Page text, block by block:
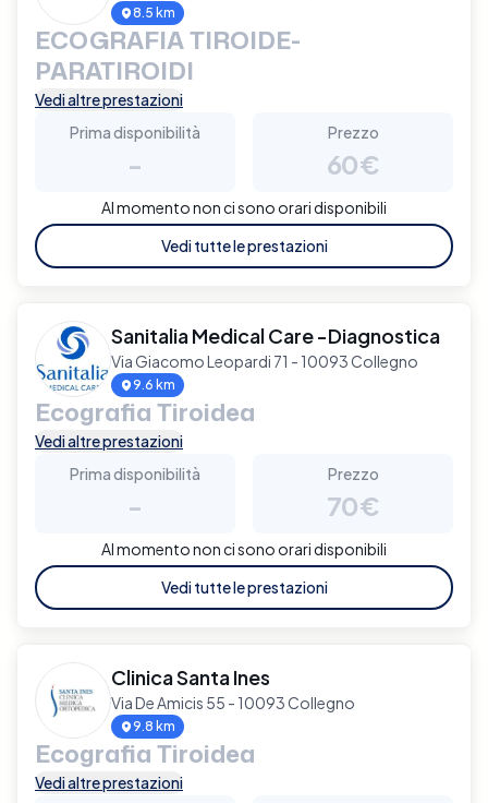
8.5 km
ECOGRAFIA TIROIDE-
PARATIROIDI
Vedi altre prestazioni
Prima disponibilità
-
Prezzo
60€
Al momento non ci sono orari disponibili
Vedi tutte le prestazioni
Sanitalia Medical Care -Diagnostica
Via Giacomo Leopardi 71 - 10093 Collegno
9.6 km
Ecografia Tiroidea
Vedi altre prestazioni
Prima disponibilità
-
Prezzo
70€
Al momento non ci sono orari disponibili
Vedi tutte le prestazioni
Clinica Santa Ines
Via De Amicis 55 - 10093 Collegno
9.8 km
Ecografia Tiroidea
Vedi altre prestazioni